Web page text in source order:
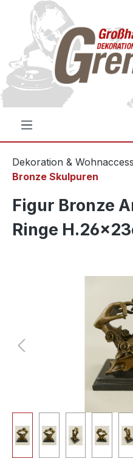
springen
Dekoration &
Bronze Skulpuren
Figur Bronze
Ringe